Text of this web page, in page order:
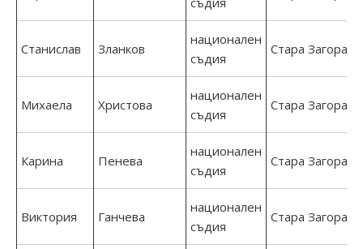
Станислав Зланков
национален
съдия
Стара Загора
Михаела Христова
национален
съдия
Стара Загора
Карина Пенева
национален
съдия
Стара Загора
Виктория Ганчева
национален
съдия
Стара Загора